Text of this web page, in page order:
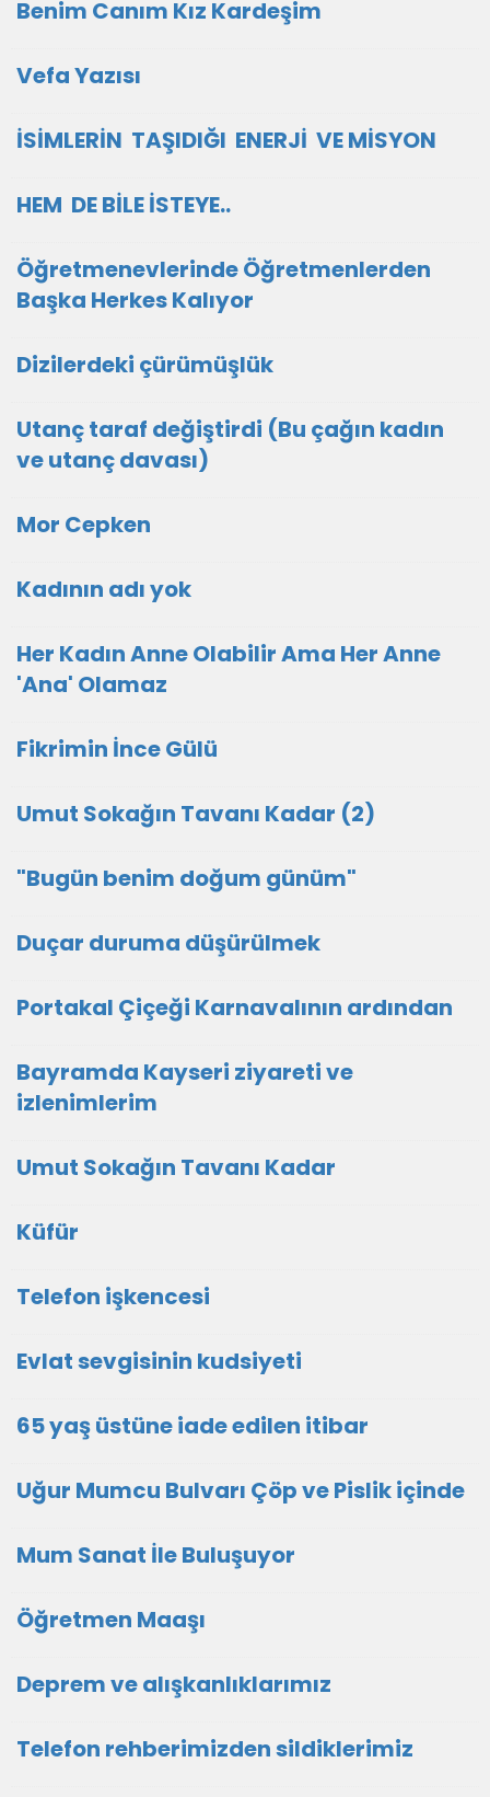
Benim Canım Kız Kardeşim
Vefa Yazısı
İSİMLERİN TAŞIDIĞI ENERJİ VE MİSYON
HEM DE BİLE İSTEYE..
Öğretmenevlerinde Öğretmenlerden
Başka Herkes Kalıyor
Dizilerdeki çürümüşlük
Utanç taraf değiştirdi (Bu çağın kadın
ve utanç davası)
Mor Cepken
Kadının adı yok
Her Kadın Anne Olabilir Ama Her Anne
'Ana' Olamaz
Fikrimin İnce Gülü
Umut Sokağın Tavanı Kadar (2)
"Bugün benim doğum günüm"
Duçar duruma düşürülmek
Portakal Çiçeği Karnavalının ardından
Bayramda Kayseri ziyareti ve
izlenimlerim
Umut Sokağın Tavanı Kadar
Küfür
Telefon işkencesi
Evlat sevgisinin kudsiyeti
65 yaş üstüne iade edilen itibar
Uğur Mumcu Bulvarı Çöp ve Pislik içinde
Mum Sanat İle Buluşuyor
Öğretmen Maaşı
Deprem ve alışkanlıklarımız
Telefon rehberimizden sildiklerimiz